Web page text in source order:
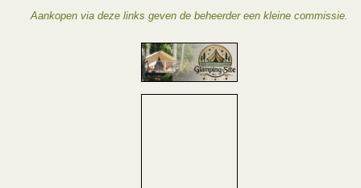
Aankopen via deze links geven de beheerder een kleine commissie.